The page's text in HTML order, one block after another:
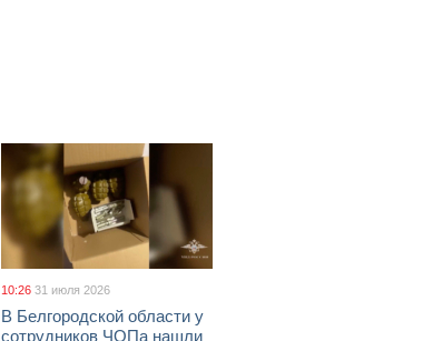
10:26 31 июля 2026
В Белгородской области у
сотрудников ЧОПа нашли